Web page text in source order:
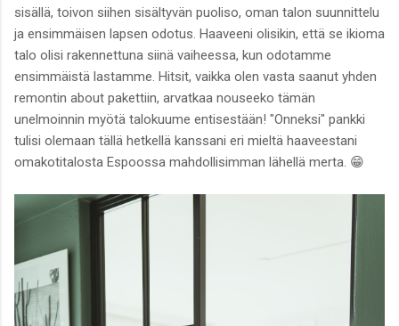
sisällä, toivon siihen sisältyvän puoliso, oman talon suunnittelu
ja ensimmäisen lapsen odotus. Haaveeni olisikin, että se ikioma
talo olisi rakennettuna siinä vaiheessa, kun odotamme
ensimmäistä lastamme. Hitsit, vaikka olen vasta saanut yhden
remontin about pakettiin, arvatkaa nouseeko tämän
unelmoinnin myötä talokuume entisestään! "Onneksi" pankki
tulisi olemaan tällä hetkellä kanssani eri mieltä haaveestani
omakotitalosta Espoossa mahdollisimman lähellä merta. 😁